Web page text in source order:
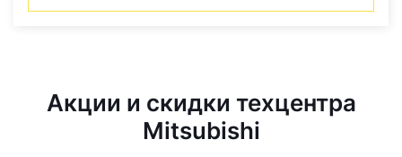
Акции и скидки техцентра
Mitsubishi